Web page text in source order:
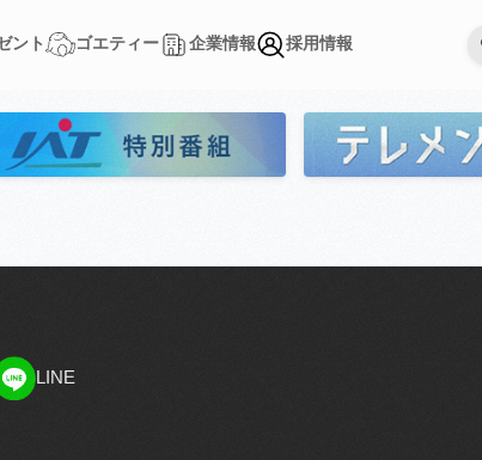
ント
ゴエティー
企業情報
採用情報
LINE